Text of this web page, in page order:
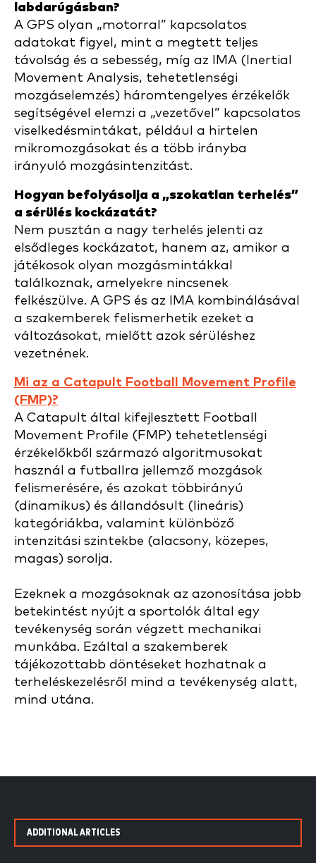
labdarúgásban?
A GPS olyan „motorral” kapcsolatos
adatokat figyel, mint a megtett teljes
távolság és a sebesség, míg az IMA (Inertial
Movement Analysis, tehetetlenségi
mozgáselemzés) háromtengelyes érzékelők
segítségével elemzi a „vezetővel” kapcsolatos
viselkedésmintákat, például a hirtelen
mikromozgásokat és a több irányba
irányuló mozgásintenzitást.
Hogyan befolyásolja a „szokatlan terhelés”
a sérülés kockázatát?
Nem pusztán a nagy terhelés jelenti az
elsődleges kockázatot, hanem az, amikor a
játékosok olyan mozgásmintákkal
találkoznak, amelyekre nincsenek
felkészülve. A GPS és az IMA kombinálásával
a szakemberek felismerhetik ezeket a
változásokat, mielőtt azok sérüléshez
vezetnének.
Mi az a Catapult Football Movement Profile
(FMP)?
A Catapult által kifejlesztett Football
Movement Profile (FMP) tehetetlenségi
érzékelőkből származó algoritmusokat
használ a futballra jellemző mozgások
felismerésére, és azokat többirányú
(dinamikus) és állandósult (lineáris)
kategóriákba, valamint különböző
intenzitási szintekbe (alacsony, közepes,
magas) sorolja.
Ezeknek a mozgásoknak az azonosítása jobb
betekintést nyújt a sportolók által egy
tevékenység során végzett mechanikai
munkába. Ezáltal a szakemberek
tájékozottabb döntéseket hozhatnak a
terheléskezelésről mind a tevékenység alatt,
mind utána.
ADDITIONAL ARTICLES